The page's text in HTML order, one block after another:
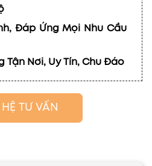
Đáp Ứng Mọi Nhu Cầu
Tận Nơi, Uy Tín, Chu Đáo
HỆ TƯ VẤN